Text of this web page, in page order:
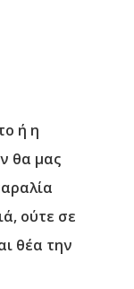
ή η
θα μας
ούτε σε
θέα την